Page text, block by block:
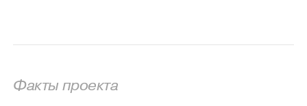
Факты проекта